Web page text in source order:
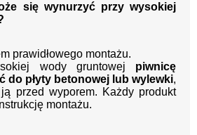
się wynurzyć przy wysokiej
prawidłowego montażu.
wody gruntowej piwnicę
do płyty betonowej lub wylewki,
przed wyporem. Każdy produkt
montażu.